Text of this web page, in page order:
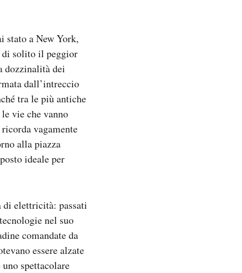
stato a New York,
di solito il peggior
dozzinalità dei
dall’intreccio
tra le più antiche
vie che vanno
vagamente
alla piazza
ideale per
di elettricità: passati
nel suo
comandate da
essere alzate
spettacolare